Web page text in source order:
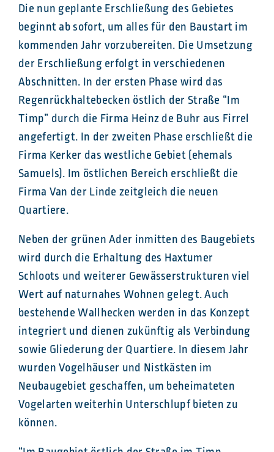
Die nun geplante Erschließung des Gebietes
beginnt ab sofort, um alles für den Baustart im
kommenden Jahr vorzubereiten. Die Umsetzung
der Erschließung erfolgt in verschiedenen
Abschnitten. In der ersten Phase wird das
Regenrückhaltebecken östlich der Straße “Im
Timp” durch die Firma Heinz de Buhr aus Firrel
angefertigt. In der zweiten Phase erschließt die
Firma Kerker das westliche Gebiet (ehemals
Samuels). Im östlichen Bereich erschließt die
Firma Van der Linde zeitgleich die neuen
Quartiere.
Neben der grünen Ader inmitten des Baugebiets
wird durch die Erhaltung des Haxtumer
Schloots und weiterer Gewässerstrukturen viel
Wert auf naturnahes Wohnen gelegt. Auch
bestehende Wallhecken werden in das Konzept
integriert und dienen zukünftig als Verbindung
sowie Gliederung der Quartiere. In diesem Jahr
wurden Vogelhäuser und Nistkästen im
Neubaugebiet geschaffen, um beheimateten
Vogelarten weiterhin Unterschlupf bieten zu
können.